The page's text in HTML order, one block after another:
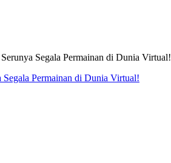
Segala Permainan di Dunia